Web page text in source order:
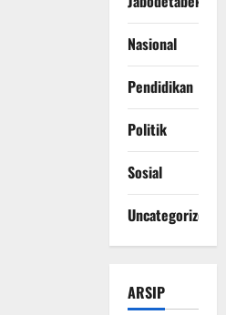
Nasional
Pendidikan
Politik
Sosial
Uncategorized
ARSIP